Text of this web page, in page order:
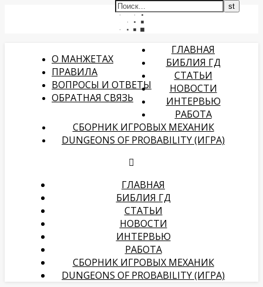
О МАНЖЕТАХ
ПРАВИЛА
ВОПРОСЫ И ОТВЕТЫ
ОБРАТНАЯ СВЯЗЬ
ГЛАВНАЯ
БИБЛИЯ ГД
СТАТЬИ
НОВОСТИ
ИНТЕРВЬЮ
РАБОТА
СБОРНИК ИГРОВЫХ МЕХАНИК
DUNGEONS OF PROBABILITY (ИГРА)
ГЛАВНАЯ
БИБЛИЯ ГД
СТАТЬИ
НОВОСТИ
ИНТЕРВЬЮ
РАБОТА
СБОРНИК ИГРОВЫХ МЕХАНИК
DUNGEONS OF PROBABILITY (ИГРА)